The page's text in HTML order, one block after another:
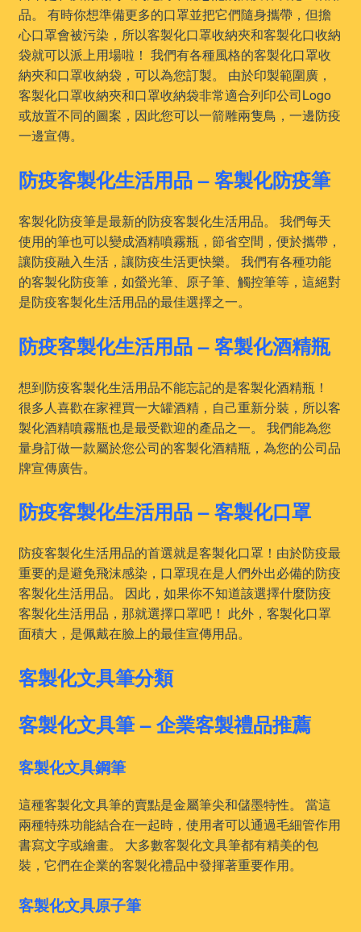
品。 有時你想準備更多的口罩並把它們隨身攜帶，但擔
心口罩會被污染，所以客製化口罩收納夾和客製化口收納
袋就可以派上用場啦！ 我們有各種風格的客製化口罩收
納夾和口罩收納袋，可以為您訂製。 由於印製範圍廣，
客製化口罩收納夾和口罩收納袋非常適合列印公司Logo
或放置不同的圖案，因此您可以一箭雕兩隻鳥，一邊防疫
一邊宣傳。
防疫客製化生活用品 – 客製化防疫筆
客製化防疫筆是最新的防疫客製化生活用品。 我們每天
使用的筆也可以變成酒精噴霧瓶，節省空間，便於攜帶，
讓防疫融入生活，讓防疫生活更快樂。 我們有各種功能
的客製化防疫筆，如螢光筆、原子筆、觸控筆等，這絕對
是防疫客製化生活用品的最佳選擇之一。
防疫客製化生活用品 – 客製化酒精瓶
想到防疫客製化生活用品不能忘記的是客製化酒精瓶！
很多人喜歡在家裡買一大罐酒精，自己重新分裝，所以客
製化酒精噴霧瓶也是最受歡迎的產品之一。 我們能為您
量身訂做一款屬於您公司的客製化酒精瓶，為您的公司品
牌宣傳廣告。
防疫客製化生活用品 – 客製化口罩
防疫客製化生活用品的首選就是客製化口罩！由於防疫最
重要的是避免飛沫感染，口罩現在是人們外出必備的防疫
客製化生活用品。 因此，如果你不知道該選擇什麼防疫
客製化生活用品，那就選擇口罩吧！ 此外，客製化口罩
面積大，是佩戴在臉上的最佳宣傳用品。
客製化文具筆分類
客製化文具筆 – 企業客製禮品推薦
客製化文具鋼筆
這種客製化文具筆的賣點是金屬筆尖和儲墨特性。 當這
兩種特殊功能結合在一起時，使用者可以通過毛細管作用
書寫文字或繪畫。 大多數客製化文具筆都有精美的包
裝，它們在企業的客製化禮品中發揮著重要作用。
客製化文具原子筆